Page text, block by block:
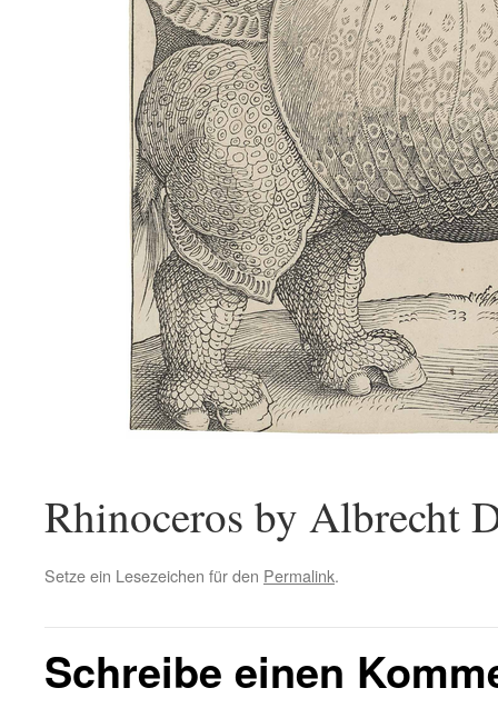
Rhinoceros by Albrecht
Setze ein Lesezeichen für den Permalink.
Schreibe einen